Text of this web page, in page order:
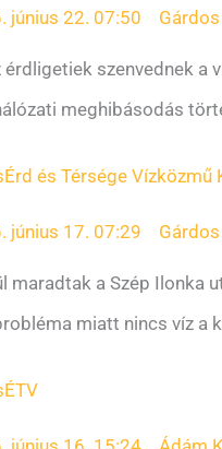
június 22. 07:50
szenvednek a
meghibásodás
Érd és Térsége Vízközmű
június 17. 07:29
maradtak a Szép Ilonka
miatt nincs víz a
ÉTV